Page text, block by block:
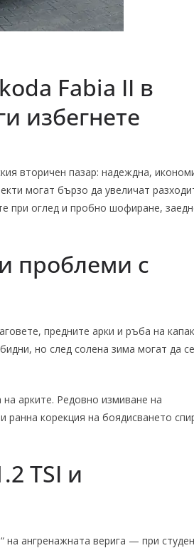
Fabia II в
избегнете
вторичен пазар: надеждна,
могат бързо да увеличат
при оглед и пробно шофиране,
проблеми с
предните арки и ръба на
но след солена зима могат да се
арките. Редовно измиване на
корекция на боядисването
TSI и
на ангренажната верига — при студен